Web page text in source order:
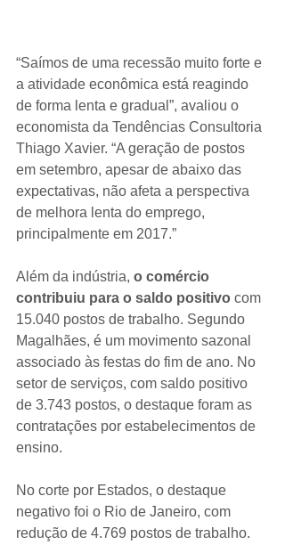
“Saímos de uma recessão muito forte e
a atividade econômica está reagindo
de forma lenta e gradual”, avaliou o
economista da Tendências Consultoria
Thiago Xavier. “A geração de postos
em setembro, apesar de abaixo das
expectativas, não afeta a perspectiva
de melhora lenta do emprego,
principalmente em 2017.”
Além da indústria, o comércio
contribuiu para o saldo positivo com
15.040 postos de trabalho. Segundo
Magalhães, é um movimento sazonal
associado às festas do fim de ano. No
setor de serviços, com saldo positivo
de 3.743 postos, o destaque foram as
contratações por estabelecimentos de
ensino.
No corte por Estados, o destaque
negativo foi o Rio de Janeiro, com
redução de 4.769 postos de trabalho.